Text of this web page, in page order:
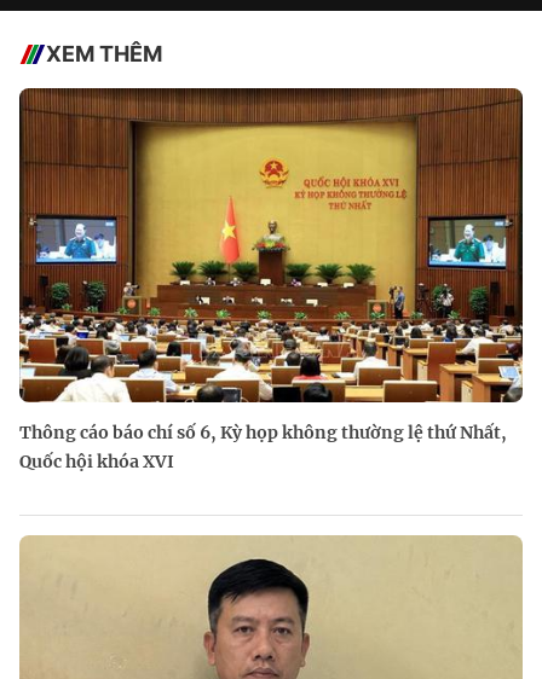
XEM THÊM
Thông cáo báo chí số 6, Kỳ họp không thường lệ thứ Nhất,
Quốc hội khóa XVI